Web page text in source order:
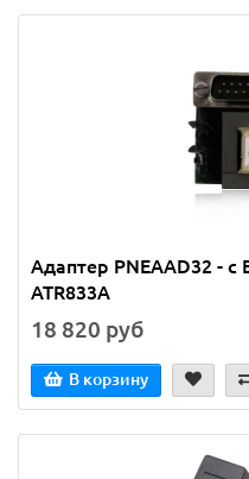
Адаптер PNEAAD32 - с
ATR833A
18 820 руб
В корзину